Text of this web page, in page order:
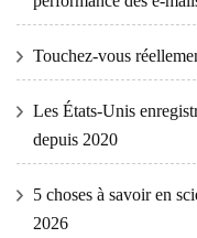
Touchez-vous
Les États-Unis
depuis 2020
5 choses à savoir en
2026